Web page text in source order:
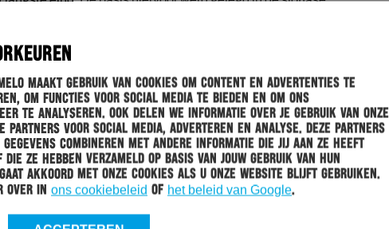
maakt gebruik van cookies om content en advertenties te
om functies voor social media te bieden en om ons
te analyseren. Ook delen we informatie over je gebruik van onze
partners voor social media, adverteren en analyse. Deze partners
gegevens combineren met andere informatie die jij aan ze heeft
ze hebben verzameld op basis van jouw gebruik van hun
akkoord met onze cookies als u onze website blijft gebruiken.
over in ons cookiebeleid of het beleid van Google.
troffen het doel. Heracles Almelo deed in de tweede helft
diep in blessuretijd.
van dit jaar. Brandley Kuwas zette Heracles Almelo op
trok in de slotfase van de eerste helft de stand weer
De beslissing viel diep in de tweede helft dankzij Adrian